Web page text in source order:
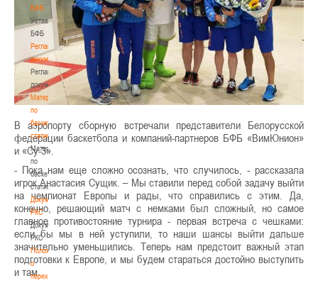
БФБ
Устав
БФБ
Регламентирующие
документы
Регламентирующие
документы
Материалы
по
баскетбольной
статистике
Материалы
по
баскетбольной
статистике
Документы
РКС
Документы
РКС
Положение
о
переходах
В аэропорту сборную встречали представители Белорусской
федерации баскетбола и компаний-партнеров БФБ «ВимЮнион»
и «Су-3».
- Пока нам еще сложно осознать, что случилось, - рассказала
игрок Анастасия Сущик. – Мы ставили перед собой задачу выйти
на чемпионат Европы и рады, что справились с этим. Да,
конечно, решающий матч с немками был сложный, но самое
главное противостояние турнира - первая встреча с чешками:
если бы мы в ней уступили, то наши шансы выйти дальше
значительно уменьшились. Теперь нам предстоит важный этап
подготовки к Европе, и мы будем стараться достойно выступить
и там.